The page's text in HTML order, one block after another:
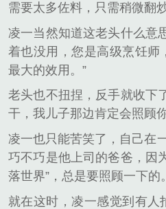
需要太多佐料，只需稍微翻
凌一当然知道这老头什么意
着也没用，您是高级烹饪师
最大的效用。”
老头也不扭捏，反手就收下
干，我儿子那边肯定会照顾
凌一也只能苦笑了，自己在
巧不巧是他上司的爸爸，因
落世界”，总是要照顾一下的。
就在这时，凌一感觉到有人